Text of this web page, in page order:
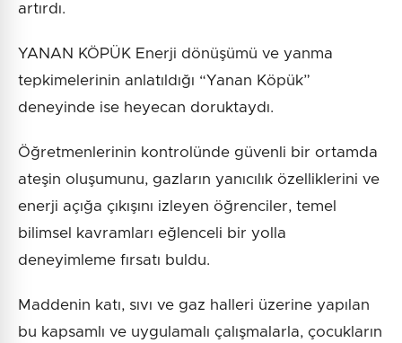
artırdı.
YANAN KÖPÜK Enerji dönüşümü ve yanma
tepkimelerinin anlatıldığı “Yanan Köpük”
deneyinde ise heyecan doruktaydı.
Öğretmenlerinin kontrolünde güvenli bir ortamda
ateşin oluşumunu, gazların yanıcılık özelliklerini ve
enerji açığa çıkışını izleyen öğrenciler, temel
bilimsel kavramları eğlenceli bir yolla
deneyimleme fırsatı buldu.
Maddenin katı, sıvı ve gaz halleri üzerine yapılan
bu kapsamlı ve uygulamalı çalışmalarla, çocukların